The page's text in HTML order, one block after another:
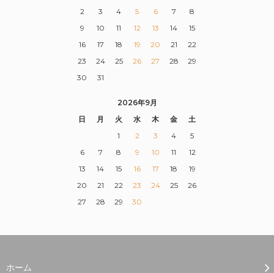
2
3 4 5 6 7
8
9
10 11 12 13 14
15
16
17 18 19 20 21
22
23
24 25 26 27 28
29
30
31
2026年9月
日
月 火 水 木 金
土
1
2 3 4
5
6
7 8 9 10 11
12
13
14 15 16 17 18
19
20
21 22 23 24 25
26
27
28 29 30
ホーム